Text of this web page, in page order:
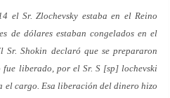
el Sr. Zlochevsky estaba en el Reino
de dólares estaban congelados en el
Sr. Shokin declaró que se prepararon
fue liberado, por el Sr. S [sp] lochevski
el cargo. Esa liberación del dinero hizo